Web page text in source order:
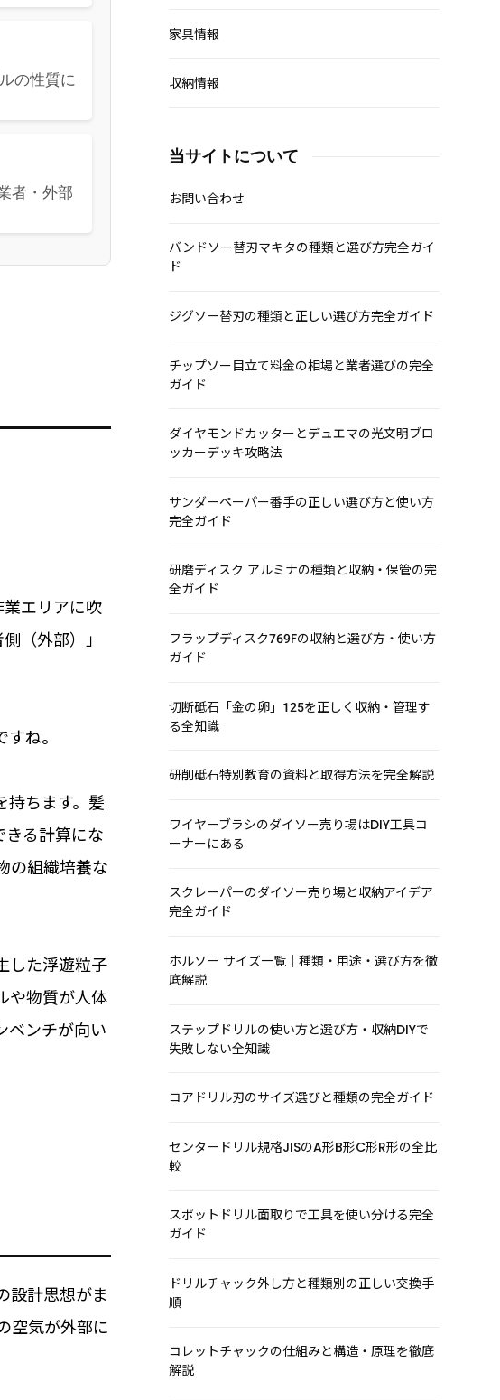
の性質に
者・外部
エリアに吹
（外部）」
ね。
持ちます。髪
る計算にな
の組織培養な
した浮遊粒子
や物質が人体
ベンチが向い
設計思想がま
空気が外部に
家具情報
収納情報
当サイトについて
お問い合わせ
バンドソー替刃マキタの種類と選び方完全ガイ
ド
ジグソー替刃の種類と正しい選び方完全ガイド
チップソー目立て料金の相場と業者選びの完全
ガイド
ダイヤモンドカッターとデュエマの光文明ブロ
ッカーデッキ攻略法
サンダーペーパー番手の正しい選び方と使い方
完全ガイド
研磨ディスク アルミナの種類と収納・保管の完
全ガイド
フラップディスク769Fの収納と選び方・使い方
ガイド
切断砥石「金の卵」125を正しく収納・管理す
る全知識
研削砥石特別教育の資料と取得方法を完全解説
ワイヤーブラシのダイソー売り場はDIY工具コ
ーナーにある
スクレーパーのダイソー売り場と収納アイデア
完全ガイド
ホルソー サイズ一覧｜種類・用途・選び方を徹
底解説
ステップドリルの使い方と選び方・収納DIYで
失敗しない全知識
コアドリル刃のサイズ選びと種類の完全ガイド
センタードリル規格JISのA形B形C形R形の全比
較
スポットドリル面取りで工具を使い分ける完全
ガイド
ドリルチャック外し方と種類別の正しい交換手
順
コレットチャックの仕組みと構造・原理を徹底
解説